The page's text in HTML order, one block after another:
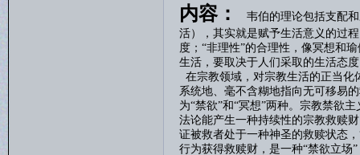
内容：
韦伯的理论包括支配
活），其实就是赋予生活意义的过
度；“非理性”的合理性，像冥想和
生活，要取决于人们采取的生活态
在宗教领域，对宗教生活的正当化
系统地、毫不含糊地指向无可移易
为“禁欲”和“冥想”两种。宗教禁欲
法论能产生一种持续性的宗教救赎
证被救者处于一种神圣的救赎状态，
行为获得救赎财，是一种“禁欲立场